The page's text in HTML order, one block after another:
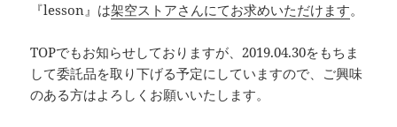
『lesson』は架空ストアさんにてお求めいただけます。
TOPでもお知らせしておりますが、2019.04.30をもちま
して委託品を取り下げる予定にしていますので、ご興味
のある方はよろしくお願いいたします。